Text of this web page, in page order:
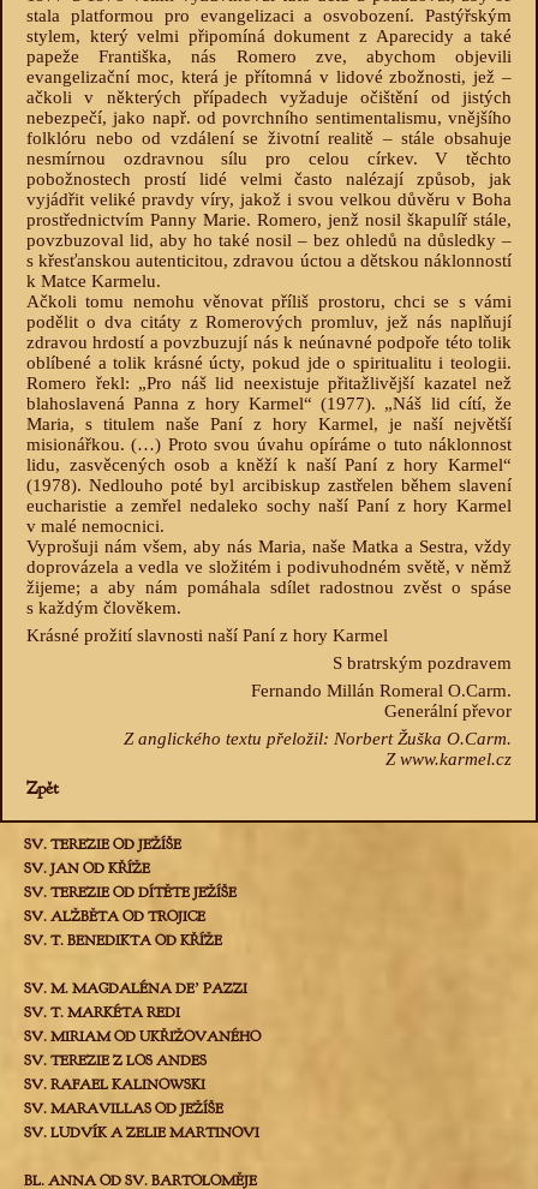
stala platformou pro evangelizaci a osvobození. Pastýřským
stylem, který velmi připomíná dokument z Aparecidy a také
papeže Františka, nás Romero zve, abychom objevili
evangelizační moc, která je přítomná v lidové zbožnosti, jež –
ačkoli v některých případech vyžaduje očištění od jistých
nebezpečí, jako např. od povrchního sentimentalismu, vnějšího
folklóru nebo od vzdálení se životní realitě – stále obsahuje
nesmírnou ozdravnou sílu pro celou církev. V těchto
pobožnostech prostí lidé velmi často nalézají způsob, jak
vyjádřit veliké pravdy víry, jakož i svou velkou důvěru v Boha
prostřednictvím Panny Marie. Romero, jenž nosil škapulíř stále,
povzbuzoval lid, aby ho také nosil – bez ohledů na důsledky –
s křesťanskou autenticitou, zdravou úctou a dětskou náklonností
k Matce Karmelu.
Ačkoli tomu nemohu věnovat příliš prostoru, chci se s vámi
podělit o dva citáty z Romerových promluv, jež nás naplňují
zdravou hrdostí a povzbuzují nás k neúnavné podpoře této tolik
oblíbené a tolik krásné úcty, pokud jde o spiritualitu i teologii.
Romero řekl: „Pro náš lid neexistuje přitažlivější kazatel než
blahoslavená Panna z hory Karmel“ (1977). „Náš lid cítí, že
Maria, s titulem naše Paní z hory Karmel, je naší největší
misionářkou. (…) Proto svou úvahu opíráme o tuto náklonnost
lidu, zasvěcených osob a kněží k naší Paní z hory Karmel“
(1978). Nedlouho poté byl arcibiskup zastřelen během slavení
eucharistie a zemřel nedaleko sochy naší Paní z hory Karmel
v malé nemocnici.
Vyprošuji nám všem, aby nás Maria, naše Matka a Sestra, vždy
doprovázela a vedla ve složitém i podivuhodném světě, v němž
žijeme; a aby nám pomáhala sdílet radostnou zvěst o spáse
s každým člověkem.
Krásné prožití slavnosti naší Paní z hory Karmel
S bratrským pozdravem
Fernando Millán Romeral O.Carm.
Generální převor
Z anglického textu přeložil: Norbert Žuška O.Carm.
Z www.karmel.cz
Zpět
SV. TEREZIE OD JEŽÍŠE
SV. JAN OD KŘÍŽE
SV. TEREZIE OD DÍTĚTE JEŽÍŠE
SV. ALŽBĚTA OD TROJICE
SV. T. BENEDIKTA OD KŘÍŽE
SV. M. MAGDALÉNA DEʼ PAZZI
SV. T. MARKÉTA REDI
SV. MIRIAM OD UKŘIŽOVANÉHO
SV. TEREZIE Z LOS ANDES
SV. RAFAEL KALINOWSKI
SV. MARAVILLAS OD JEŽÍŠE
SV. LUDVÍK A ZELIE MARTINOVI
BL. ANNA OD SV. BARTOLOMĚJE